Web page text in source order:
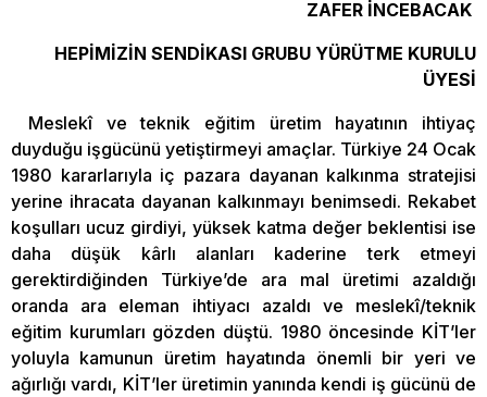
ZAFER İNCEBACAK
HEPİMİZİN SENDİKASI GRUBU YÜRÜTME KURULU
ÜYESİ
Meslekî ve teknik eğitim üretim hayatının ihtiyaç
duyduğu işgücünü yetiştirmeyi amaçlar. Türkiye 24 Ocak
1980 kararlarıyla iç pazara dayanan kalkınma stratejisi
yerine ihracata dayanan kalkınmayı benimsedi. Rekabet
koşulları ucuz girdiyi, yüksek katma değer beklentisi ise
daha düşük kârlı alanları kaderine terk etmeyi
gerektirdiğinden Türkiye’de ara mal üretimi azaldığı
oranda ara eleman ihtiyacı azaldı ve meslekî/teknik
eğitim kurumları gözden düştü. 1980 öncesinde KİT’ler
yoluyla kamunun üretim hayatında önemli bir yeri ve
ağırlığı vardı, KİT’ler üretimin yanında kendi iş gücünü de